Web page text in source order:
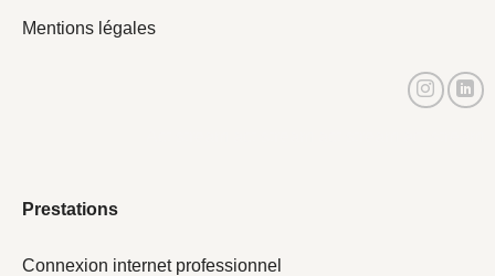
Prestations
Connexion internet professionnel
Mentions légales